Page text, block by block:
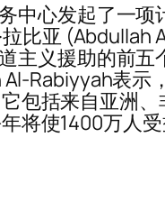
中心发起了一
比亚 (Abdullah
主义援助的前
Rabiyyah表
包括来自亚洲
将使1400万人受